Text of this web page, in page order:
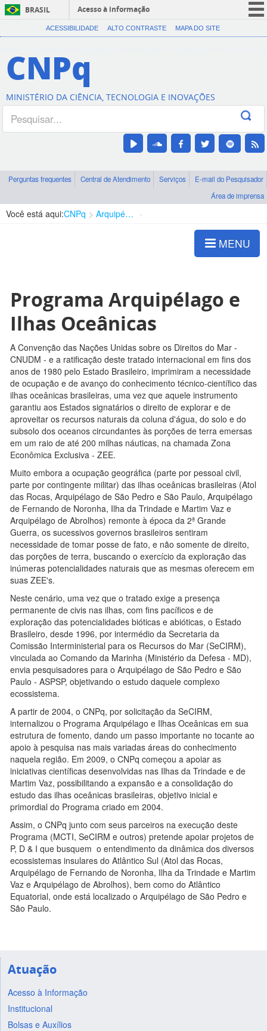
BRASIL
Acesso à informação
CORONAVÍRUS (COVID-19)
Canais
ACESSIBILIDADE ALTO CONTRASTE MAPA DO SITE
CNPq
MINISTÉRIO DA CIÊNCIA, TECNOLOGIA E INOVAÇÕES
Perguntas frequentes Central de Atendimento Serviços
E-mail do Pesquisador
Área de imprensa
Você está aqui:CNPq Arquipélago e Ilhas Oceânicas
MENU
Programa Arquipélago e
Ilhas Oceânicas
A Convenção das Nações Unidas sobre os Direitos do Mar -
CNUDM - e a ratificação deste tratado internacional em fins dos
anos de 1980 pelo Estado Brasileiro, imprimiram a necessidade
de ocupação e de avanço do conhecimento técnico-científico das
ilhas oceânicas brasileiras, uma vez que aquele instrumento
garantiu aos Estados signatários o direito de explorar e de
aproveitar os recursos naturais da coluna d'água, do solo e do
subsolo dos oceanos circundantes às porções de terra emersas
em um raio de até 200 milhas náuticas, na chamada Zona
Econômica Exclusiva - ZEE.
Muito embora a ocupação geográfica (parte por pessoal civil,
parte por contingente militar) das ilhas oceânicas brasileiras (Atol
das Rocas, Arquipélago de São Pedro e São Paulo, Arquipélago
de Fernando de Noronha, Ilha da Trindade e Martim Vaz e
Arquipélago de Abrolhos) remonte à época da 2ª Grande
Guerra, os sucessivos governos brasileiros sentiram
necessidade de tomar posse de fato, e não somente de direito,
das porções de terra, buscando o exercício da exploração das
inúmeras potencialidades naturais que as mesmas oferecem em
suas ZEE's.
Neste cenário, uma vez que o tratado exige a presença
permanente de civis nas ilhas, com fins pacíficos e de
exploração das potencialidades bióticas e abióticas, o Estado
Brasileiro, desde 1996, por intermédio da Secretaria da
Comissão Interministerial para os Recursos do Mar (SeCIRM),
vinculada ao Comando da Marinha (Ministério da Defesa - MD),
envia pesquisadores para o Arquipélago de São Pedro e São
Paulo - ASPSP, objetivando o estudo daquele complexo
ecossistema.
A partir de 2004, o CNPq, por solicitação da SeCIRM,
internalizou o Programa Arquipélago e Ilhas Oceânicas em sua
estrutura de fomento, dando um passo importante no tocante ao
apoio à pesquisa nas mais variadas áreas do conhecimento
naquela região. Em 2009, o CNPq começou a apoiar as
iniciativas científicas desenvolvidas nas Ilhas da Trindade e de
Martim Vaz, possibilitando a expansão e a consolidação do
estudo das ilhas oceânicas brasileiras, objetivo inicial e
primordial do Programa criado em 2004.
Assim, o CNPq junto com seus parceiros na execução deste
Programa (MCTI, SeCIRM e outros) pretende apoiar projetos de
P, D & I que busquem o entendimento da dinâmica dos diversos
ecossistemas insulares do Atlântico Sul (Atol das Rocas,
Arquipélago de Fernando de Noronha, Ilha da Trindade e Martim
Vaz e Arquipélago de Abrolhos), bem como do Atlântico
Equatorial, onde está localizado o Arquipélago de São Pedro e
São Paulo.
Atuação
Acesso à Informação
Institucional
Bolsas e Auxílios